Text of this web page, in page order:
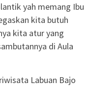
yah memang Ibu
kita butuh
kita atur yang
di Aula
Labuan Bajo